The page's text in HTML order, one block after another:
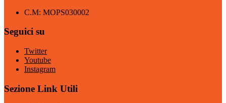
C.M: MOPS030002
Seguici su
Twitter
Youtube
Instagram
Sezione Link Utili